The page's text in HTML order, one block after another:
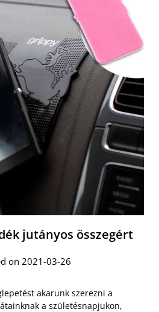
jutányos összegért
on 2021-03-26
akarunk szerezni a
a születésnapjukon,